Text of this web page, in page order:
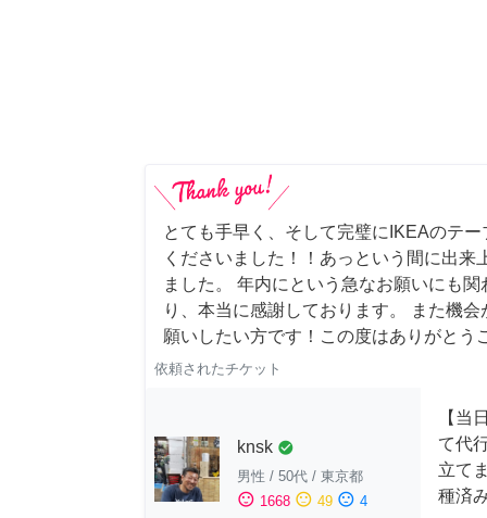
とても手早く、そして完璧にIKEAのテ
くださいました！！あっという間に出来
ました。 年内にという急なお願いにも
り、本当に感謝しております。 また機
願いしたい方です！この度はありがとう
依頼されたチケット
knsk check_circle
男性 / 50代 / 東京都
sentiment_satisfied 1668 sentiment_neutral 49 sentiment_dissatisfied 4
【当
て代
立て
種済